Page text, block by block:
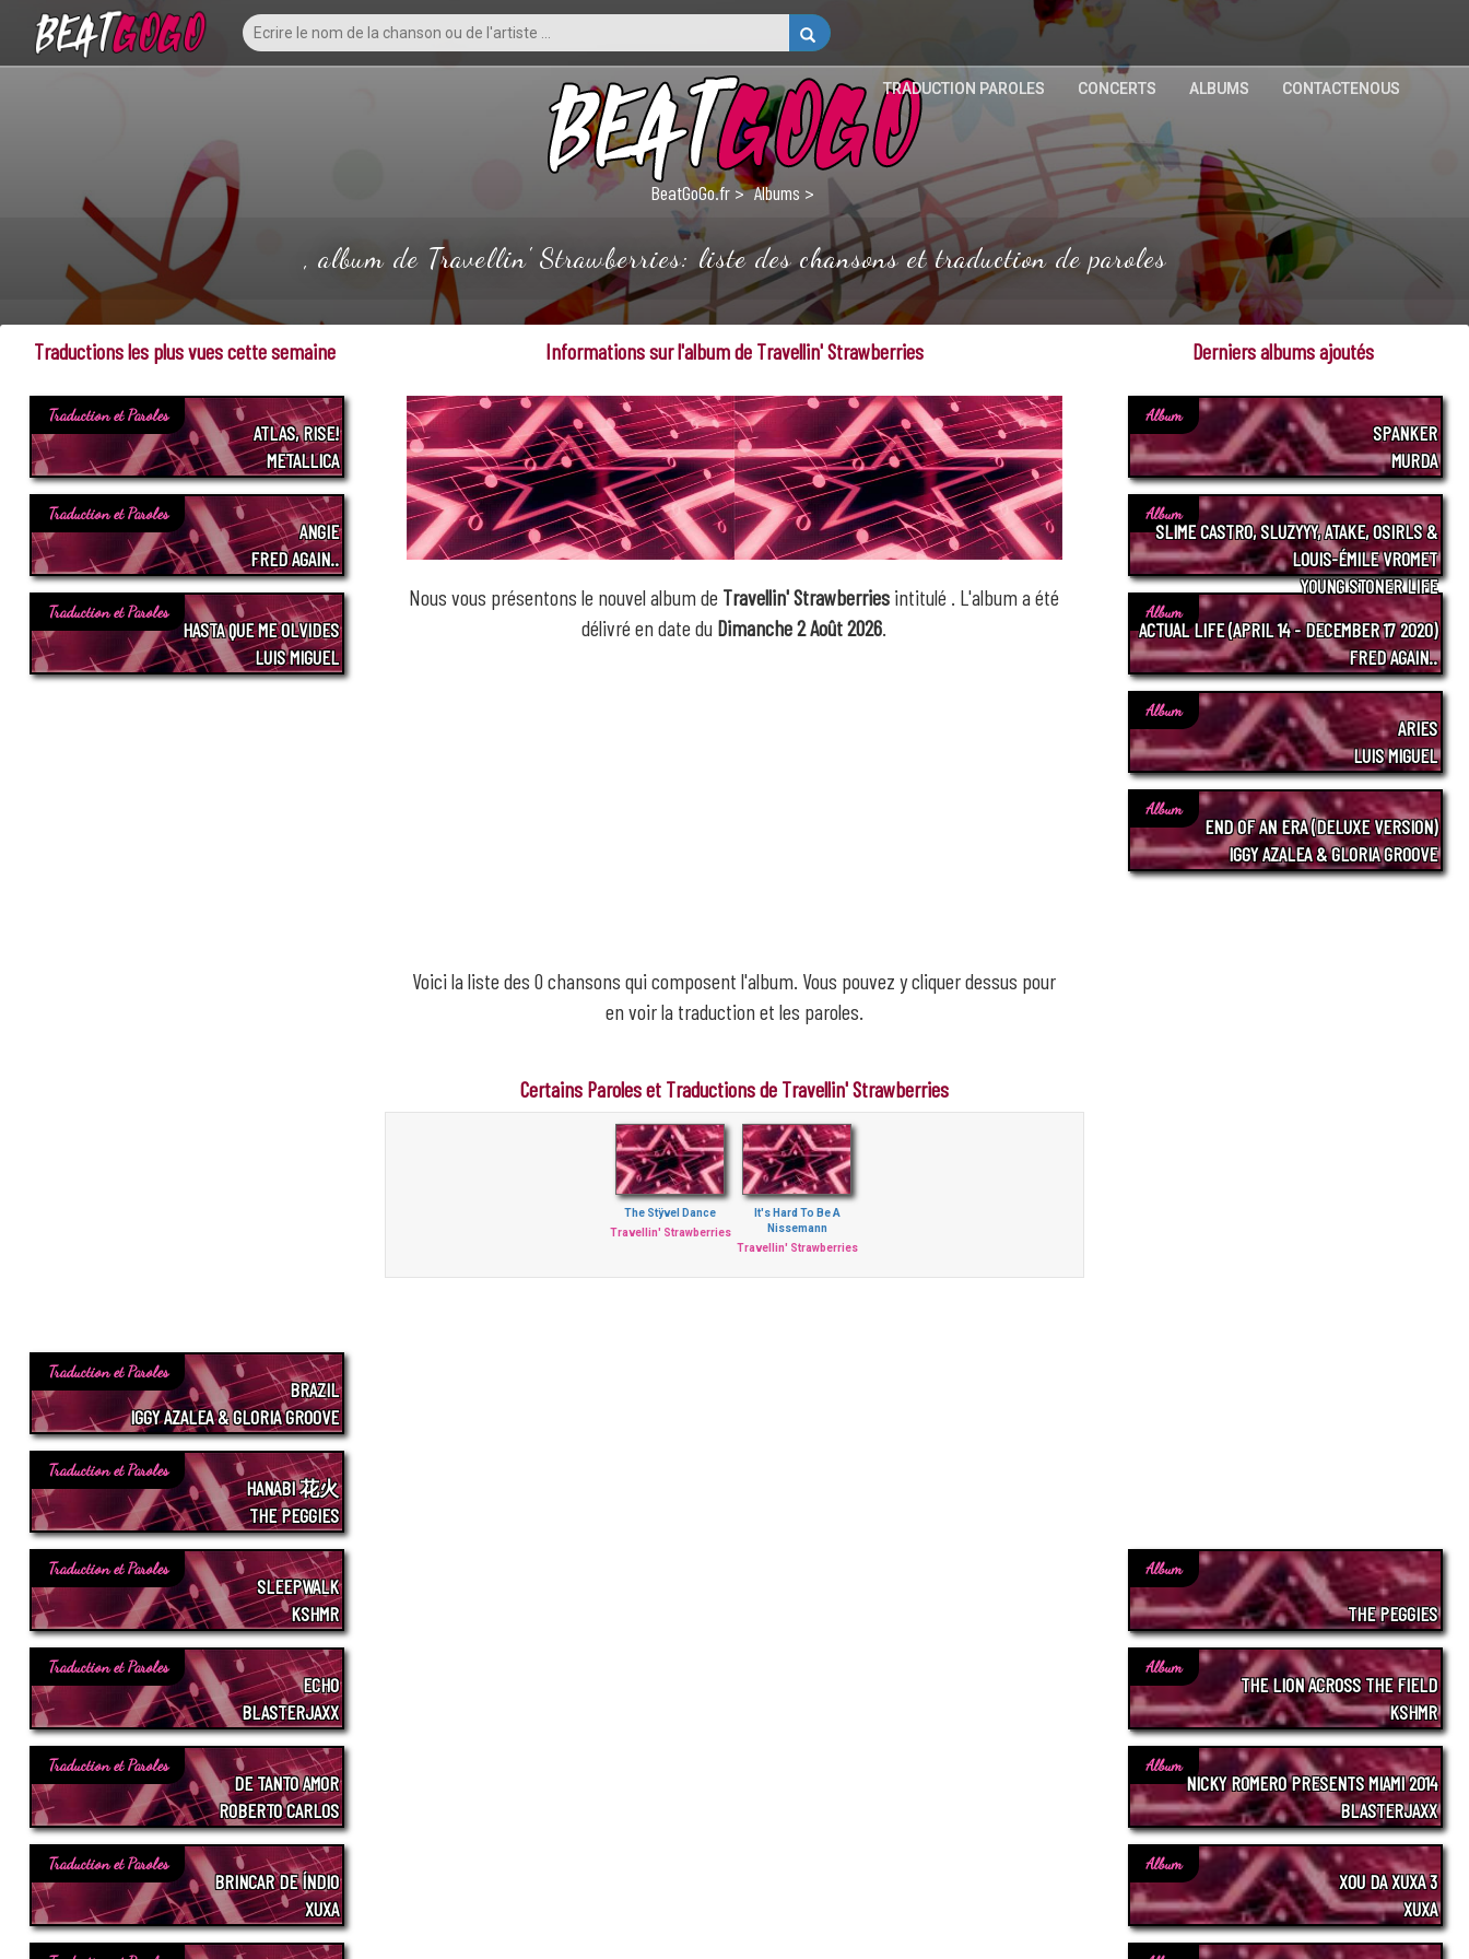
TRADUCTION PAROLES CONCERTS ALBUMS CONTACTENOUS
BeatGoGo.fr Albums
, album de Travellin' Strawberries: liste des chansons et traduction de paroles
Informations sur l'album de Travellin' Strawberries
Nous vous présentons le nouvel album de Travellin' Strawberries intitulé . L'album a été
délivré en date du Dimanche 2 Août 2026.
Voici la liste des 0 chansons qui composent l'album. Vous pouvez y cliquer dessus pour
en voir la traduction et les paroles.
Certains Paroles et Traductions de Travellin' Strawberries
The Stÿvel Dance
Travellin' Strawberries
It's Hard To Be A
Nissemann
Travellin' Strawberries
Traductions les plus vues cette semaine
Traduction et Paroles
ATLAS, RISE!
METALLICA
Traduction et Paroles
ANGIE
FRED AGAIN..
Traduction et Paroles
HASTA QUE ME OLVIDES
LUIS MIGUEL
Traduction et Paroles
BRAZIL
IGGY AZALEA & GLORIA GROOVE
Traduction et Paroles
HANABI 花火
THE PEGGIES
Traduction et Paroles
SLEEPWALK
KSHMR
Traduction et Paroles
ECHO
BLASTERJAXX
Traduction et Paroles
DE TANTO AMOR
ROBERTO CARLOS
Traduction et Paroles
BRINCAR DE ÍNDIO
XUXA
Derniers albums ajoutés
Album
SPANKER
MURDA
Album
SLIME CASTRO, SLUZYYY, ATAKE, OSIRLS &
LOUIS-ÉMILE VROMET
YOUNG STONER LIFE
Album
ACTUAL LIFE (APRIL 14 - DECEMBER 17 2020)
FRED AGAIN..
Album
ARIES
LUIS MIGUEL
Album
END OF AN ERA (DELUXE VERSION)
IGGY AZALEA & GLORIA GROOVE
Album
THE PEGGIES
Album
THE LION ACROSS THE FIELD
KSHMR
Album
NICKY ROMERO PRESENTS MIAMI 2014
BLASTERJAXX
Album
XOU DA XUXA 3
XUXA